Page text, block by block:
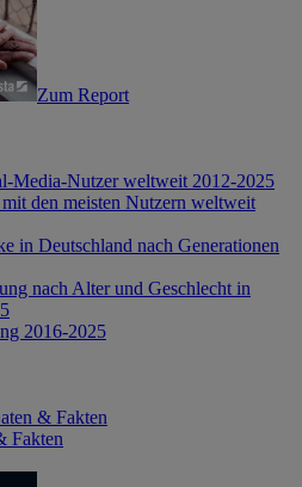
Zum Report
Media-Nutzer weltweit 2012-2025
den meisten Nutzern weltweit
in Deutschland nach Generationen
nach Alter und Geschlecht in
2016-2025
& Fakten
Fakten